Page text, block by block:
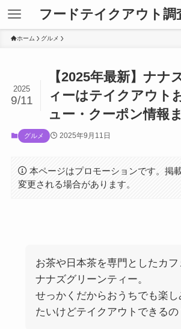
フードテイクアウト調
ホーム グルメ
【2025年最新】ナナ
ィーはテイクアウト
ュー・クーポン情報
2025
9/11
グルメ 2025年9月11日
本ページはプロモーションです。掲
変更される場合があります。
お茶や日本茶を専門としたカフ
ナナズグリーンティー。
せっかくだからおうちでも楽し
たいけどテイクアウトできるの